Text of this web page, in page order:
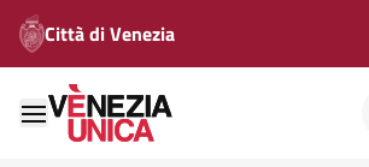
Città di Venezia